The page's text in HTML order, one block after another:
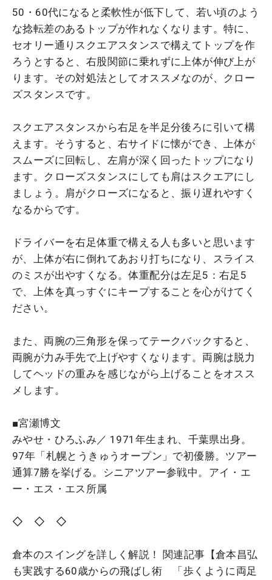
50・60代になると柔軟性が低下して、若い頃のよう
な捻転差のあるトップが作れなくなります。特に、
セオリー通りスクエアスタンスで構えてトップを作
ろうとすると、右股関節に乗れずに上体が伸び上が
ります。その対処法としてオススメなのが、クロー
ズスタンスです。
スクエアスタンスから右足を半足分後ろに引いて構
えます。そうすると、右サイドに懐ができ、上体が
スムーズに回転し、左肩が深く回ったトップになり
ます。クローズスタンスにしても肩はスクエアにし
ましょう。肩がクローズになると、振り遅れやすく
なるからです。
ドライバーを右足体重で構える人も多いと思います
が、上体が右に倒れてあおり打ちになり、スライス
のミスが出やすくなる。体重配分は左足5：右足5
で、上体を真っすぐにキープすることを心がけてく
ださい。
また、両腕の三角形を保ってテークバックすると、
両腕が力み手先で上げやすくなります。両腕は脱力
してヘッドの重みを感じながら上げることをオスス
メします。
■宮瀬博文
みやせ・ひろふみ／ 1971年生まれ、千葉県出身。
97年「札幌とうきゅうオープン」で初優勝。ツアー
通算7勝を挙げる。シニアツアー参戦中。アイ・エ
ー・エス・エス所属
◇ ◇ ◇
倉本のスイングを詳しく解説！ 関連記事【倉本昌弘
も実践する60歳からの飛ばし術 「歩くように両足